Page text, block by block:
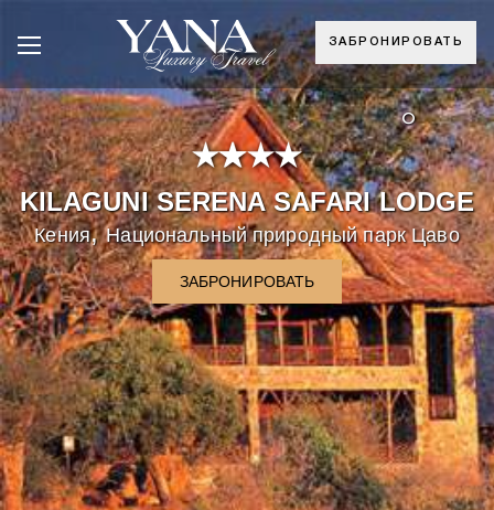
ЗАБРОНИРОВАТЬ
°
KILAGUNI SERENA SAFARI LODGE
Кения,Национальный природный парк Цаво
ЗАБРОНИРОВАТЬ